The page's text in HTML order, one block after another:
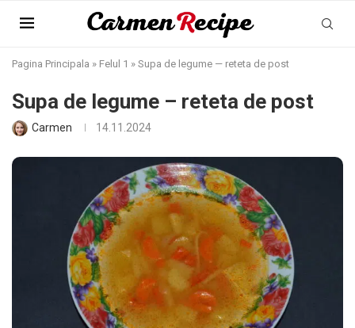
Pagina Principala » Felul 1 » Supa de legume — reteta de post
Supa de legume – reteta de post
Carmen 14.11.2024